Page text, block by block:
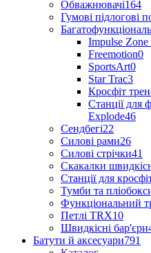
Обважнювачі164
Гумові підлогові
Impulse
Freemotion0
SportsArt0
Star Trac3
Кросфіт
Станції для
Explode46
Сендбегі22
Силові рами26
Силові стрічки41
Скакалки
Станції для
Тумби та
Функціональний
Петлі TRX10
Швидкісні бар'єри
Батути й аксесуари791